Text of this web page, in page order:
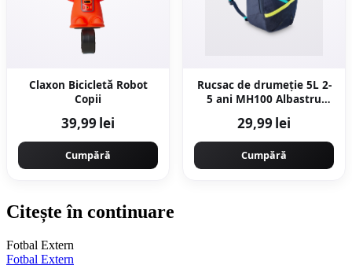
Claxon Bicicletă Robot
Copii
39,99 lei
Cumpără
Rucsac de drumeție 5L 2-
5 ani MH100 Albastru
29,99 lei
Cumpără
Citește în continuare
Fotbal Extern
Fotbal Extern